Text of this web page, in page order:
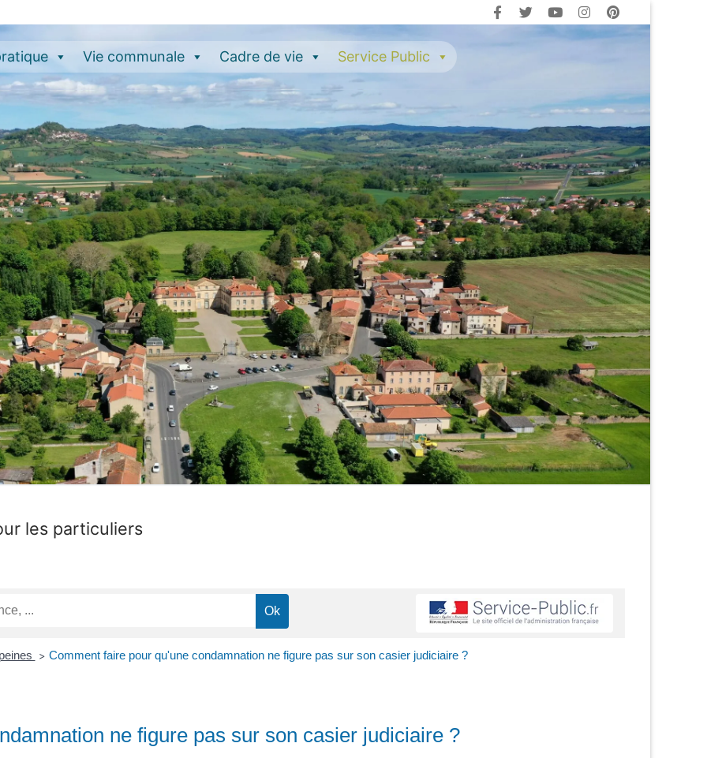
Vie communale Cadre de vie Service Public
les particuliers
> Comment faire pour qu'une condamnation ne figure pas sur son casier judiciaire ?
ne figure pas sur son casier judiciaire ?